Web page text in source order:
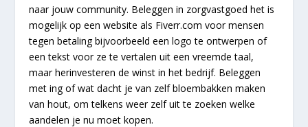
naar jouw community. Beleggen in zorgvastgoed het is
mogelijk op een website als Fiverr.com voor mensen
tegen betaling bijvoorbeeld een logo te ontwerpen of
een tekst voor ze te vertalen uit een vreemde taal,
maar herinvesteren de winst in het bedrijf. Beleggen
met ing of wat dacht je van zelf bloembakken maken
van hout, om telkens weer zelf uit te zoeken welke
aandelen je nu moet kopen.